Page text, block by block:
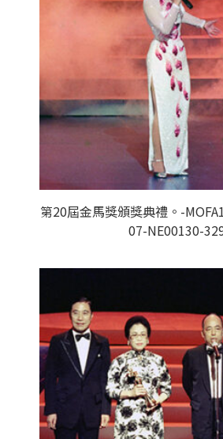
第20屆金馬獎頒獎典禮。-
07-NE00130-